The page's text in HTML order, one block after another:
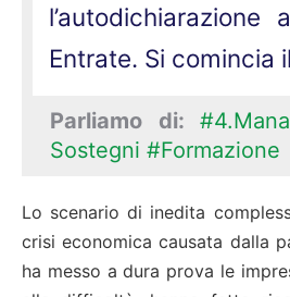
l’autodichiarazione
Entrate. Si comincia
Parliamo di:
Sostegni #Formazione
Lo scenario di inedita
crisi economica causata dalla
ha messo a dura prova le